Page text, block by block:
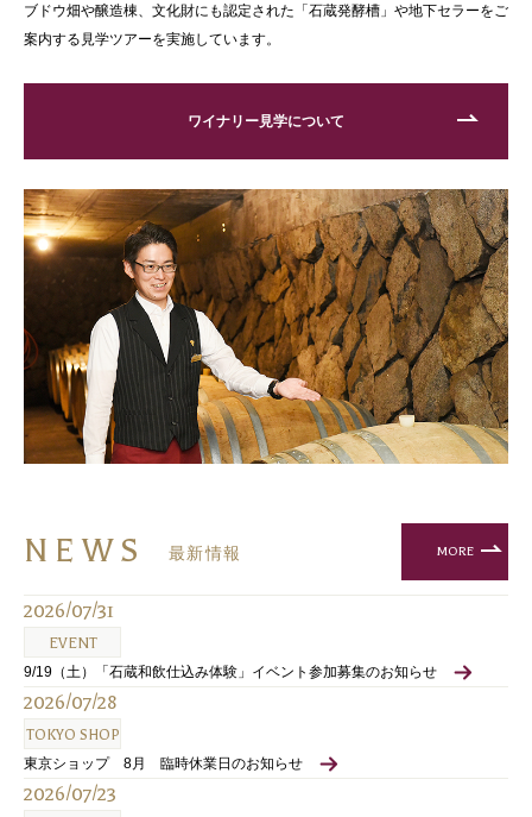
ブドウ畑や醸造棟、文化財にも認定された「石蔵発酵槽」や地下セラーをご
案内する見学ツアーを実施しています。
ワイナリー見学について
NEWS 最新情報 MORE
2026/07/31
EVENT
9/19（土）「石蔵和飲仕込み体験」イベント参加募集のお知らせ
2026/07/28
TOKYO SHOP
東京ショップ 8月 臨時休業日のお知らせ
2026/07/23